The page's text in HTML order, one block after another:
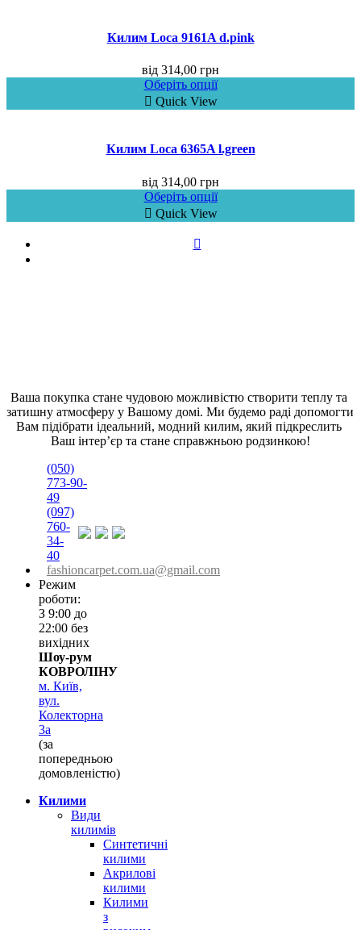
Килим Loca 9161A d.pink
від 314,00 грн
Оберіть опції
Quick View
Килим Loca 6365A l.green
від 314,00 грн
Оберіть опції
Quick View
Ваша покупка стане чудовою можливістю створити теплу та
затишну атмосферу у Вашому домі. Ми будемо раді допомогти
Вам підібрати ідеальний, модний килим, який підкреслить
Ваш інтер’єр та стане справжньою родзинкою!
(050)
773-90-
49
(097)
760-
34-
40
fashioncarpet.com.ua@gmail.com
Режим
роботи:
З 9:00 до
22:00 без
вихідних
Шоу-рум
КОВРОЛІНУ
м. Київ,
вул.
Колекторна
3а
(за
попередньою
домовленістю)
Килими
Види
килимів
Синтетичні
килими
Акрилові
килими
Килими
з